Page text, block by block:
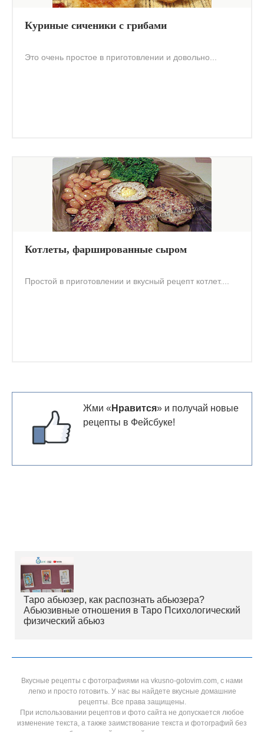
Куриные сиченики с грибами
Это очень простое в приготовлении и довольно...
Котлеты, фаршированные сыром
Простой в приготовлении и вкусный рецепт котлет....
Жми « Нравится» и получай новые
рецепты в Фейсбуке!
Таро абьюзер, как распознать абьюзера?
Абьюзивные отношения в Таро Психологический
физический абьюз
Вкусные рецепты с фотографиями на vkusno-gotovim.com, с нами
легко и просто готовить. У нас вы найдете вкусные домашние
рецепты. Все права защищены.
При использовании рецептов и фото сайта не допускается любое
изменение текста, а также заимствование текста и фотографий без